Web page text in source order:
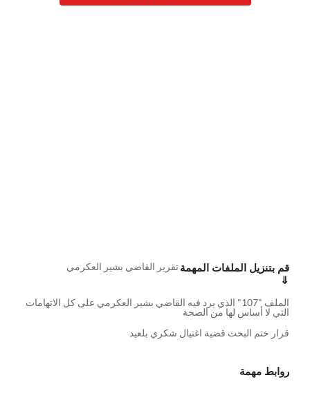
قم بتنزيل الملفات المهمة
⇓
تقرير القاضي بشير العكرمي
الملف "107" الذي يرد فيه القاضي بشير العكرمي على كل الاتهامات
التي لا أساس لها من الصحة
قرار ختم البحث قضية اغتيال شكري بلعيد
روابط مهمة